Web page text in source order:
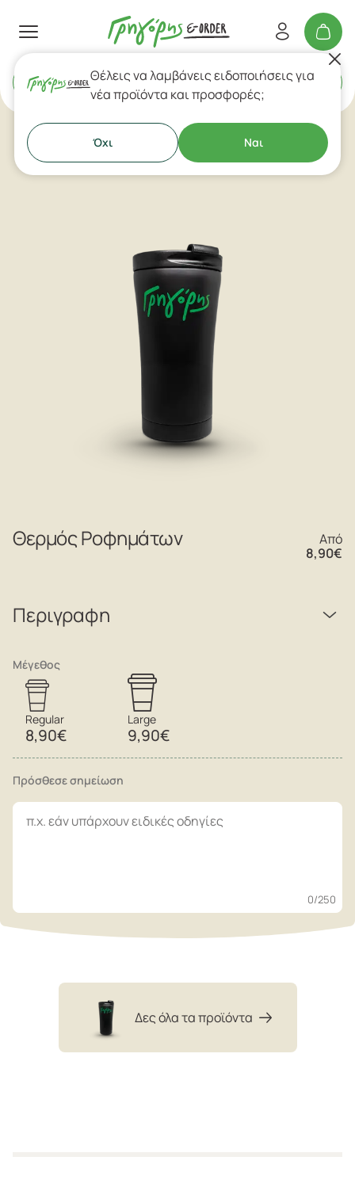
Delivery ή Takeaway
Aξεσουάρ - Ιδέες για Δώρο
Θερμός Ροφημάτων
Από
8,90€
Περιγραφη
Μέγεθος
Regular
8,90€
Large
9,90€
Πρόσθεσε σημείωση
0/250
Δες όλα τα προϊόντα
Θέλεις να λαμβάνεις ειδοποιήσεις για
νέα προϊόντα και προσφορές;
Όχι Ναι